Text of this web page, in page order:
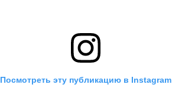
Посмотреть эту публикацию в Instagram